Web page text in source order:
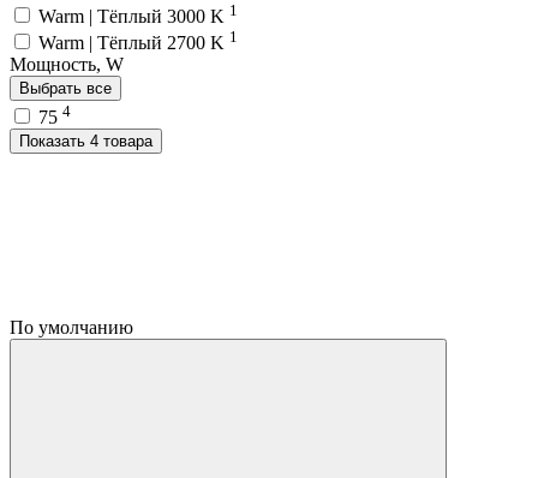
Warm | Тёплый 3000 K 1
Warm | Тёплый 2700 K 1
Мощность, W
Выбрать все
75 4
Показать 4 товара
По умолчанию